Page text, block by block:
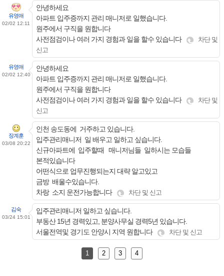
유영애
02/02 12:11
안녕하세요
아파트 입주증까지 관리 매니저로 일했습니다.
원주에서 구직을 원합니다
사전점검이나 여러 가지 경험과 일을 할수 있습니다
차단 및
신고
유영애
02/02 12:40
안녕하세요
아파트 입주증까지 관리 매니저로 일했습니다.
원주에서 구직을 원합니다
사전점검이나 여러 가지 경험과 일을 할수 있습니다
차단 및
신고
장계훈
03/08 20:22
인천 송도동에 거주하고 있습니다.
입주관리매니저 일 배우고 일하고 싶습니다.
신규아파트에 입주할때 매니저님들 일하시는 모습들
본적있습니다
어떤식으로 업무진행되는지 대략 알고있고
금방 배울수있습니다.
차랑 소지 운전가능합니다
차단 및 신고
김숙
03/24 15:01
입주관리매니저 일하고 싶습니다.
부동산 15년 경력있고, 분양사무실 경력5년 있습니다.
서울전역및 경기도 안양시 지역 원합니다
차단 및 신고
1 2 3 4